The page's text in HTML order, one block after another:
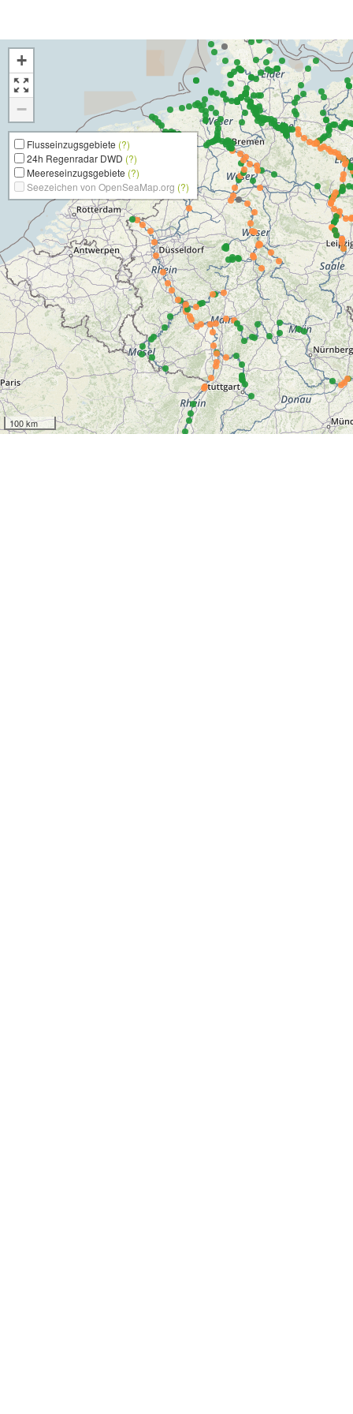
+
−
Flusseinzugsgebiete (?)
24h Regenradar DWD (?)
Meereseinzugsgebiete (?)
Seezeichen von OpenSeaMap.org (?)
100 km